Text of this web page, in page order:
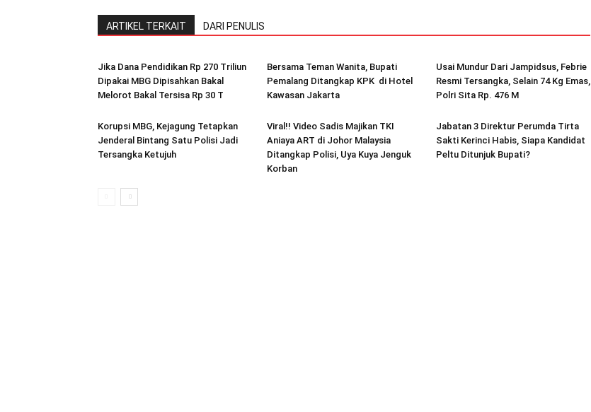
ARTIKEL TERKAIT DARI PENULIS
Jika Dana Pendidikan Rp 270 Triliun
Dipakai MBG Dipisahkan Bakal
Melorot Bakal Tersisa Rp 30 T
Bersama Teman Wanita, Bupati
Pemalang Ditangkap KPK di Hotel
Kawasan Jakarta
Usai Mundur Dari Jampidsus, Febrie
Resmi Tersangka, Selain 74 Kg Emas,
Polri Sita Rp. 476 M
Korupsi MBG, Kejagung Tetapkan
Jenderal Bintang Satu Polisi Jadi
Tersangka Ketujuh
Viral!! Video Sadis Majikan TKI
Aniaya ART di Johor Malaysia
Ditangkap Polisi, Uya Kuya Jenguk
Korban
Jabatan 3 Direktur Perumda Tirta
Sakti Kerinci Habis, Siapa Kandidat
Peltu Ditunjuk Bupati?